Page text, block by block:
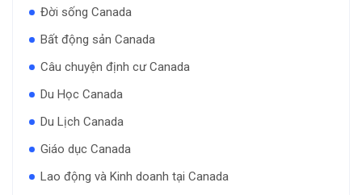
Đời sống Canada
Bất động sản Canada
Câu chuyện định cư Canada
Du Học Canada
Du Lịch Canada
Giáo dục Canada
Lao động và Kinh doanh tại Canada